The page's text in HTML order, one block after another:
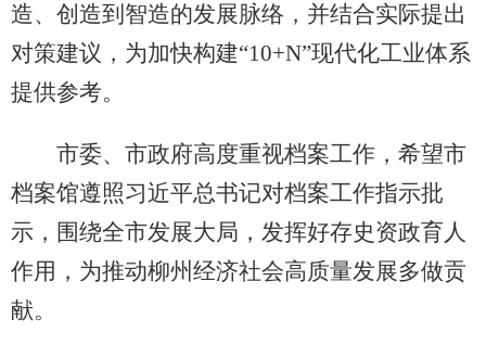
造、创造到智造的发展脉络，并结合实际提出
对策建议，为加快构建“10+N”现代化工业体系
提供参考。
市委、市政府高度重视档案工作，希望市
档案馆遵照习近平总书记对档案工作指示批
示，围绕全市发展大局，发挥好存史资政育人
作用，为推动柳州经济社会高质量发展多做贡
献。